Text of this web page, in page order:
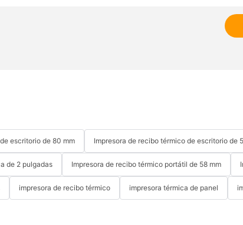
escritorio de 80 mm Impresora de recibo térmico de escritorio de
de 2 pulgadas Impresora de recibo térmico portátil de 58 mm
impresora de recibo térmico impresora térmica de panel